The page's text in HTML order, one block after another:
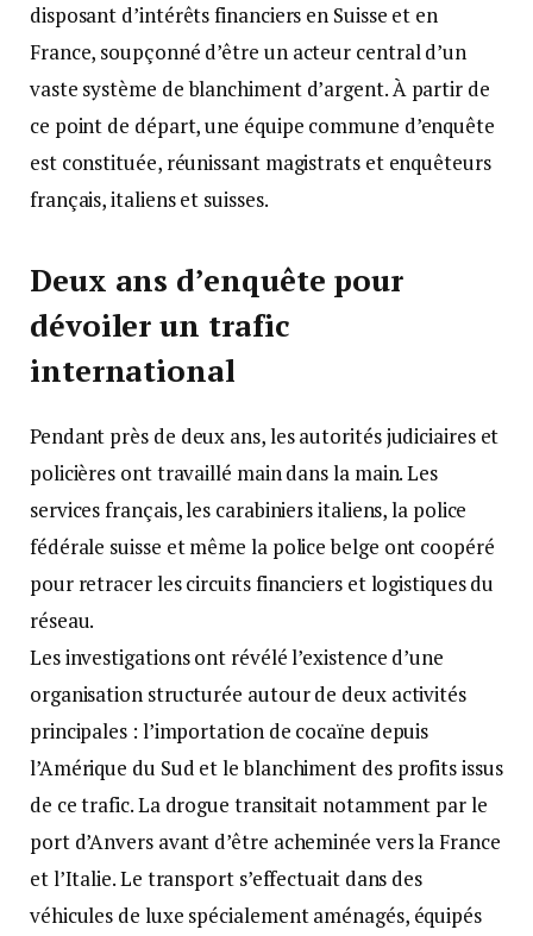
disposant d’intérêts financiers en Suisse et en
France, soupçonné d’être un acteur central d’un
vaste système de blanchiment d’argent. À partir de
ce point de départ, une équipe commune d’enquête
est constituée, réunissant magistrats et enquêteurs
français, italiens et suisses.
Deux ans d’enquête pour
dévoiler un trafic
international
Pendant près de deux ans, les autorités judiciaires et
policières ont travaillé main dans la main. Les
services français, les carabiniers italiens, la police
fédérale suisse et même la police belge ont coopéré
pour retracer les circuits financiers et logistiques du
réseau.
Les investigations ont révélé l’existence d’une
organisation structurée autour de deux activités
principales : l’importation de cocaïne depuis
l’Amérique du Sud et le blanchiment des profits issus
de ce trafic. La drogue transitait notamment par le
port d’Anvers avant d’être acheminée vers la France
et l’Italie. Le transport s’effectuait dans des
véhicules de luxe spécialement aménagés, équipés